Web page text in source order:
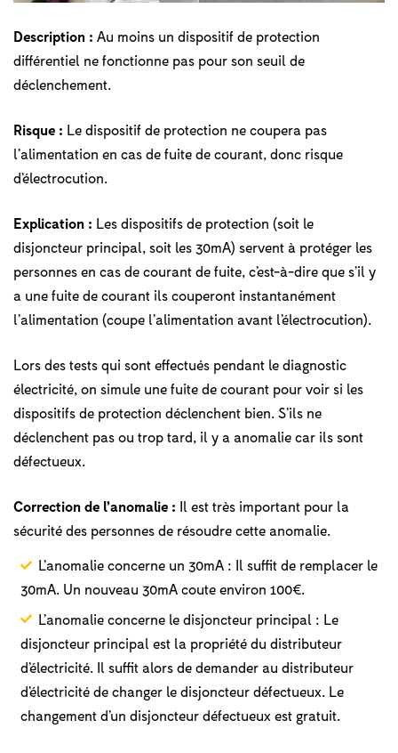
Description : Au moins un dispositif de protection
différentiel ne fonctionne pas pour son seuil de
déclenchement.
Risque : Le dispositif de protection ne coupera pas
l’alimentation en cas de fuite de courant, donc risque
d’électrocution.
Explication : Les dispositifs de protection (soit le
disjoncteur principal, soit les 30mA) servent à protéger les
personnes en cas de courant de fuite, c’est-à-dire que s’il y
a une fuite de courant ils couperont instantanément
l’alimentation (coupe l’alimentation avant l’électrocution).
Lors des tests qui sont effectués pendant le diagnostic
électricité, on simule une fuite de courant pour voir si les
dispositifs de protection déclenchent bien. S’ils ne
déclenchent pas ou trop tard, il y a anomalie car ils sont
défectueux.
Correction de l’anomalie : Il est très important pour la
sécurité des personnes de résoudre cette anomalie.
L’anomalie concerne un 30mA : Il suffit de remplacer le
30mA. Un nouveau 30mA coute environ 100€.
L’anomalie concerne le disjoncteur principal : Le
disjoncteur principal est la propriété du distributeur
d’électricité. Il suffit alors de demander au distributeur
d’électricité de changer le disjoncteur défectueux. Le
changement d’un disjoncteur défectueux est gratuit.